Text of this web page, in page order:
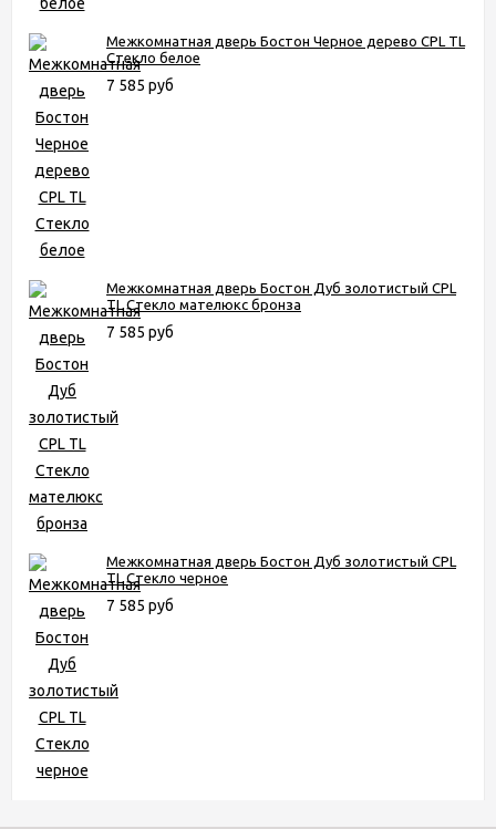
Межкомнатная дверь Бостон Черное дерево CPL TL
Стекло белое
7 585 руб
Межкомнатная дверь Бостон Дуб золотистый CPL
TL Стекло мателюкс бронза
7 585 руб
Межкомнатная дверь Бостон Дуб золотистый CPL
TL Стекло черное
7 585 руб